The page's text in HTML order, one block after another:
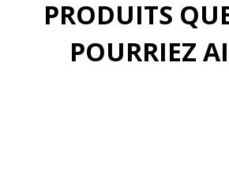
PRODUITS
POURRIEZ